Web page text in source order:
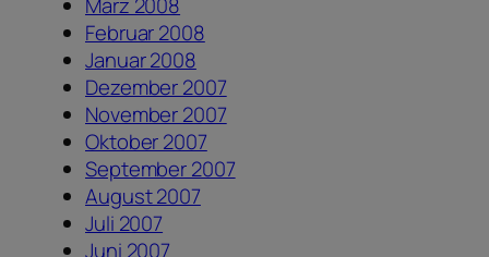
März 2008
Februar 2008
Januar 2008
Dezember 2007
November 2007
Oktober 2007
September 2007
August 2007
Juli 2007
Juni 2007